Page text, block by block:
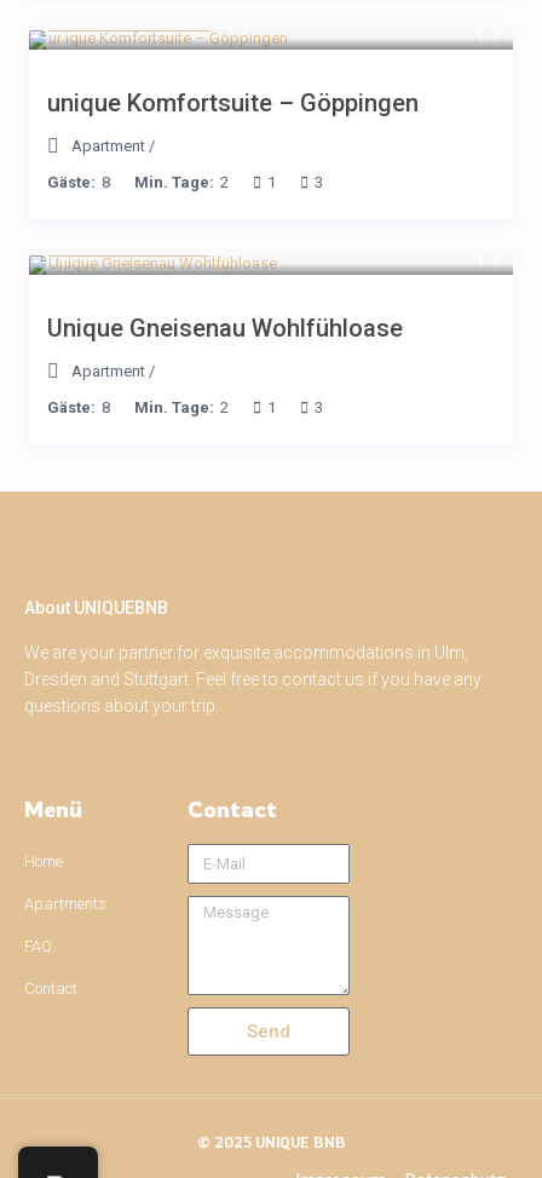
unique Komfortsuite – Göppingen
Apartment /
Gäste: 8 Min. Tage: 2 1 3
Unique Gneisenau Wohlfühloase
Apartment /
Gäste: 8 Min. Tage: 2 1 3
About UNIQUEBNB
We are your partner for exquisite accommodations in Ulm,
Dresden and Stuttgart. Feel free to contact us if you have any
questions about your trip.
Menü
Home
Apartments
FAQ
Contact
Contact
Send
© 2025 UNIQUE BNB